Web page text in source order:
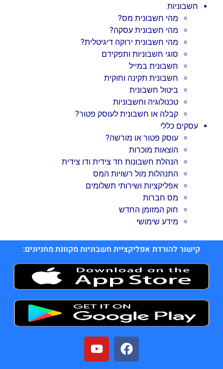
חשבוניות
מהי חשבונית מס?
מהי חשבונית עסקה?
מהי חשבונית ירוקה דיגיטלית?
סוגי חשבוניות ותפקידם
חשבונית במייל
חשבונית תקינה וחוקית
ביטול חשבונית
טכנולוגיה וחשבוניות
קבלה או חשבונית לעוסק פטור?
עסקים כללי
עוסק פטור או מורשה?
הוצאות מוכרות
הנהלת חשבונות חד צידית ודו צידית
התנהלות מול רשויות המס
אפליקציות ושירותי תשלומים
מס חברות
חוק המזומן החדש
מידע שימושי
קישור להורדת אפליקציית חשבוניות מקוונת מחניונים: